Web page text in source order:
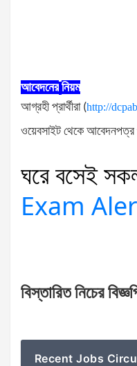
আবেদনের নিয়ম
আগ্রহী প্রার্থীরা(http://
ওয়েবসাইট থেকে আবেদনপত্র
ঘরে বসেই
Exam
বিস্তারিতনিচের
Recent Jobs